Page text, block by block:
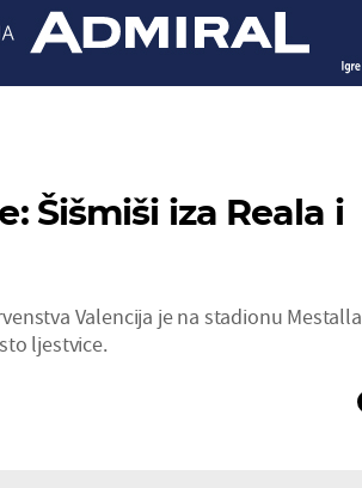
Šišmiši iza Reala i
Valencija je na stadionu Mestalla
ljestvice.